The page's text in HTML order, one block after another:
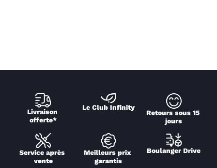
Livraison
offerte*
Le Club Infinity
Retours sous 15
jours
Service après
vente
Meilleurs prix
garantis
Boulanger Drive